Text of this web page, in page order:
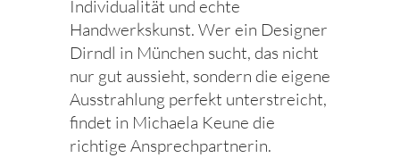
Individualität und echte
Handwerkskunst. Wer ein Designer
Dirndl in München sucht, das nicht
nur gut aussieht, sondern die eigene
Ausstrahlung perfekt unterstreicht,
findet in Michaela Keune die
richtige Ansprechpartnerin.